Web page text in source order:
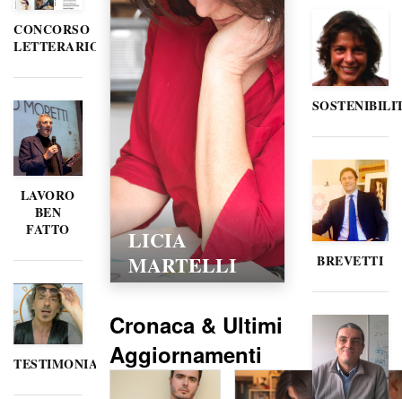
CONCORSO
LETTERARIO
LAVORO
BEN
FATTO
TESTIMONIANZE
LICIA
MARTELLI
Cronaca & Ultimi
Aggiornamenti
BREVETTI